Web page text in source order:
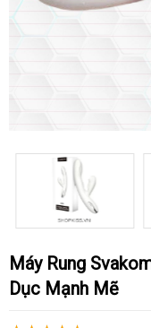
Máy Rung Svakom Eria Kích Thích Điểm G Tình
Dục Mạnh Mẽ